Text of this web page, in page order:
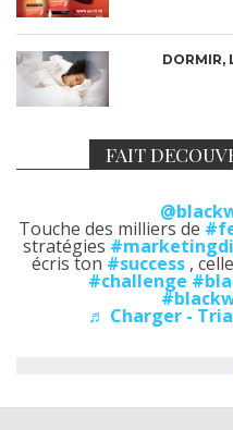
DORMIR,
FAIT
Touche des milliers de
stratégies
écris ton #success,
#challenge
♬ Charger -